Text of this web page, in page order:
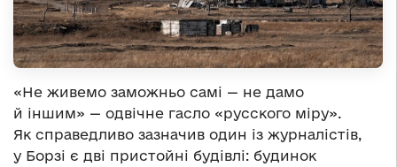
«Не живемо заможньо самі — не дамо
й іншим» — одвічне гасло «русского міру».
Як справедливо зазначив один із журналістів,
у Борзі є дві пристойні будівлі: будинок